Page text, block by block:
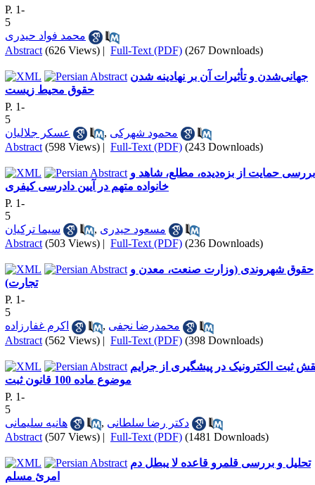
P. 1-
5
محمد فواد حیدری
Abstract (626 Views) | Full-Text (PDF) (267 Downloads)
جهانی‌شدن و تأثیرات آن بر نهادینه شدن
حقوق محیط‌ زیست
P. 1-
5
عسکر جلالیان
, محمود شهرکی
Abstract (598 Views) | Full-Text (PDF) (243 Downloads)
بررسی حمایت از بزه‌دیده، مطلع، شاهد و
خانواده متهم در آیین دادرسی کیفری
P. 1-
5
سیما ترکیان
, مسعود حیدری
Abstract (503 Views) | Full-Text (PDF) (236 Downloads)
حقوق شهروندی (وزارت صنعت، معدن و
تجارت)
P. 1-
5
اکرم غفارزاده
, محمدرضا نجفی
Abstract (562 Views) | Full-Text (PDF) (398 Downloads)
ثبت الکترونیک در پیشگیری از جرایم
موضوع ماده 100 قانون ثبت
P. 1-
5
هانیه سلیمانی
, دکتر رضا سلطانی
Abstract (507 Views) | Full-Text (PDF) (1481 Downloads)
تحلیل و بررسی قلمرو قاعده لا یبطل دم
امرئ مسلم